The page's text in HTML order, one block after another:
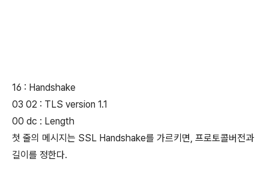
16 : Handshake
03 02 : TLS version 1.1
00 dc : Length
첫 줄의 메시지는 SSL Handshake를 가르키면, 프로토콜버전과
길이를 정한다.